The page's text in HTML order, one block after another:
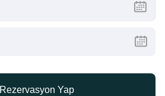
Rezervasyon Yap